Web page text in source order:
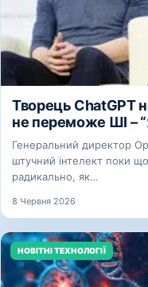
Творець ChatGPT
не переможе ШІ –
Генеральний директор
штучний інтелект поки
радикально, як…
8 Червня 2026
НОВІТНІ ТЕХНОЛОГІЇ